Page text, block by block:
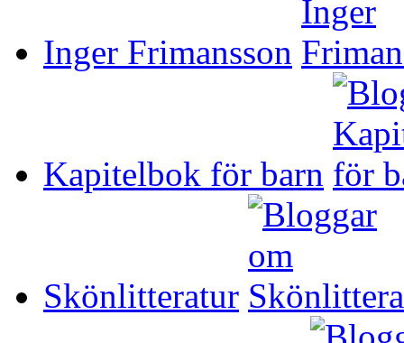
Inger Frimansson
Kapitelbok för barn
Skönlitteratur